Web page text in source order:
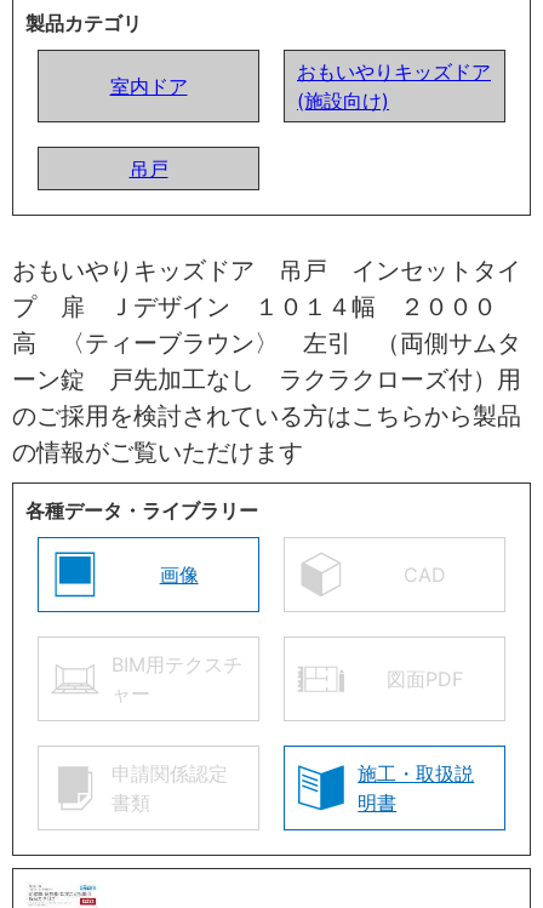
製品カテゴリ
室内ドア
おもいやりキッズドア
(施設向け)
吊戸
おもいやりキッズドア 吊戸 インセットタイ
プ 扉 Ｊデザイン １０１４幅 ２０００
高 〈ティーブラウン〉 左引 （両側サムタ
ーン錠 戸先加工なし ラクラクローズ付）用
のご採用を検討されている方はこちらから製品
の情報がご覧いただけます
各種データ・ライブラリー
画像 CAD
BIM用テクスチ
ャー
図面PDF
申請関係認定
書類
施工・取扱説
明書